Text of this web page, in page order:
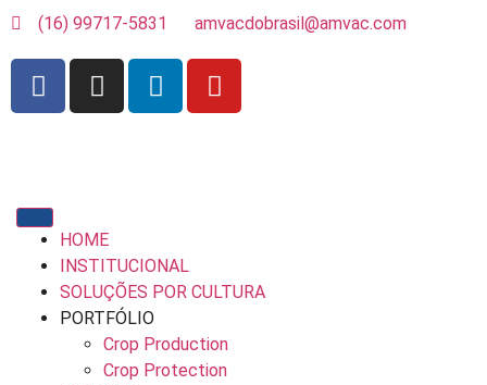
(16) 99717-5831 amvacdobrasil@amvac.com
HOME
INSTITUCIONAL
SOLUÇÕES POR CULTURA
PORTFÓLIO
Crop Production
Crop Protection